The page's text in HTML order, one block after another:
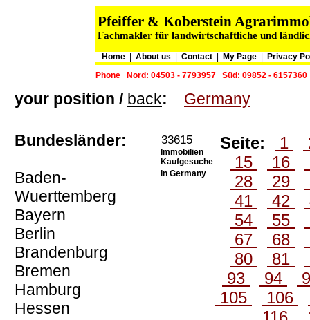
Pfeiffer & Koberstein
Fachmakler für landwirtschaftliche und
Home About us Contact My Page
Privacy
Phone
Nord: 04503 - 7793957 Süd: 09852 - 6157360
your position / back: Germany
Bundesländer:
Baden-
Wuerttemberg
Bayern
Berlin
Brandenburg
Bremen
Hamburg
Hessen
33615
Immobilien
Kaufgesuche
in Germany
Seite: 1
15
16
28
29
41
42
54
55
67
68
80
81
93
94
105
106